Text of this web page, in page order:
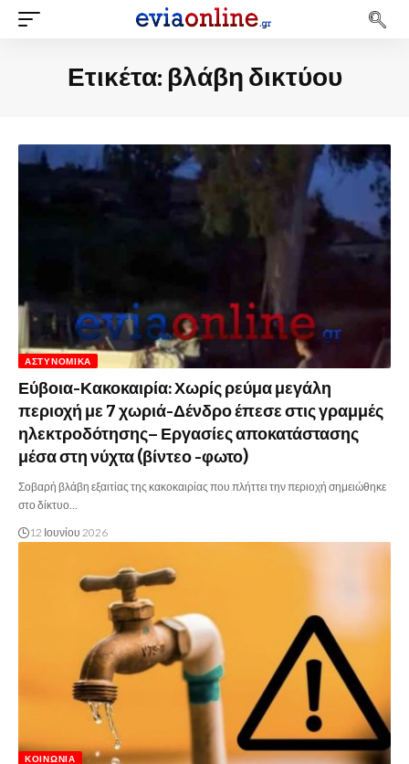
Ετικέτα: βλάβη δικτύου
ΑΣΤΥΝΟΜΙΚΆ
Εύβοια-Κακοκαιρία: Χωρίς ρεύμα μεγάλη
περιοχή με 7 χωριά-Δένδρο έπεσε στις γραμμές
ηλεκτροδότησης– Εργασίες αποκατάστασης
μέσα στη νύχτα (βίντεο -φωτο)
Σοβαρή βλάβη εξαιτίας της κακοκαιρίας που πλήττει την περιοχή σημειώθηκε
στο δίκτυο…
12 Ιουνίου 2026
ΚΟΙΝΩΝΊΑ